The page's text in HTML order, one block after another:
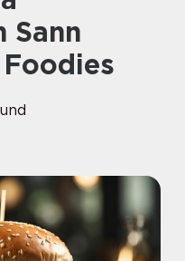
Sann